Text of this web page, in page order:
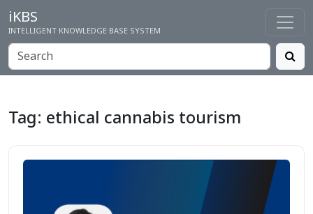
iKBS
INTELLIGENT KNOWLEDGE BASE SYSTEM
Tag: ethical cannabis tourism